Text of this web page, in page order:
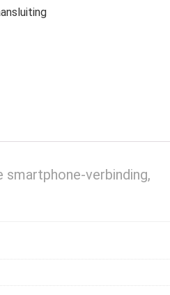
smartphone-verbinding,